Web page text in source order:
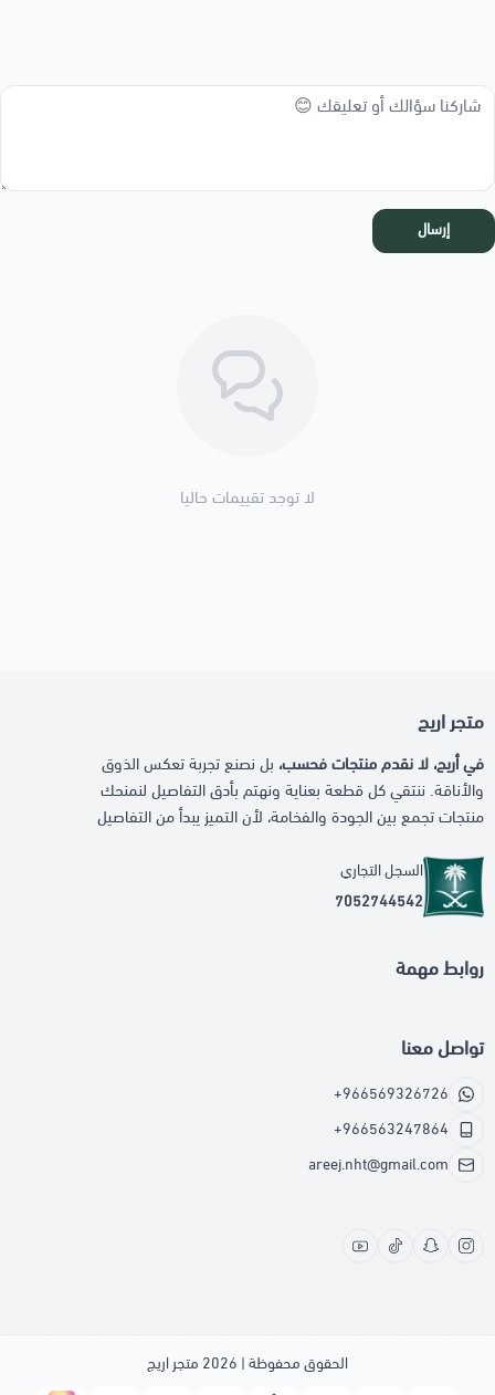
إرسال
لا توجد تقييمات حاليا
متجر اريج
في أريج، لا نقدم منتجات فحسب، بل نصنع تجربة تعكس الذوق
والأناقة. ننتقي كل قطعة بعناية ونهتم بأدق التفاصيل لنمنحك
منتجات تجمع بين الجودة والفخامة، لأن التميز يبدأ من التفاصيل
السجل التجاري
7052744542
روابط مهمة
تواصل معنا
+966569326726
+966563247864
areej.nht@gmail.com
الحقوق محفوظة | 2026 متجر اريج